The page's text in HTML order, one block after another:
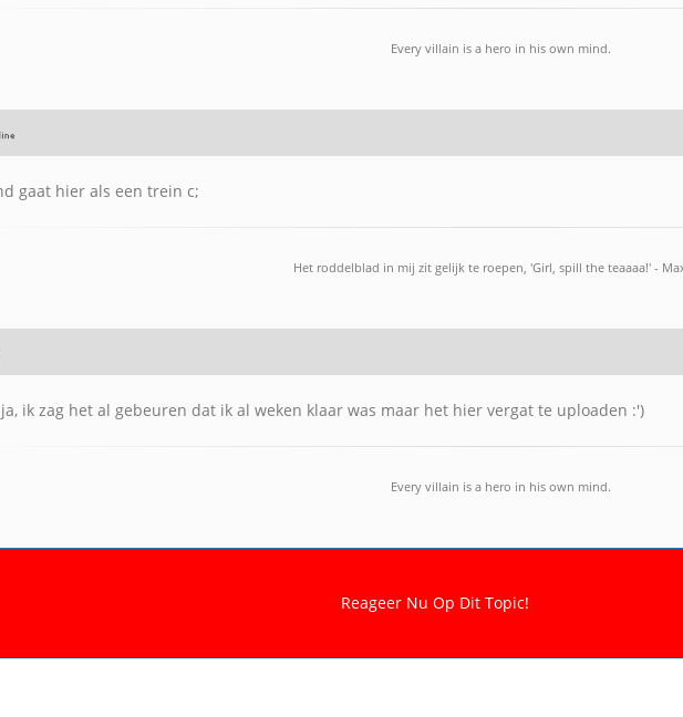
Every villain is a hero in his own mind.
gaat hier als een trein c;
Het roddelblad in mij zit gelijk te roepen, 'Girl, spill the teaaaa!' -
ik zag het al gebeuren dat ik al weken klaar was maar het hier vergat te uploaden :')
Every villain is a hero in his own mind.